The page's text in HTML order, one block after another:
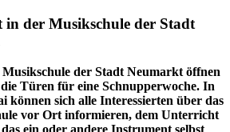
der Musikschule der Stadt
der Stadt Neumarkt öffnen
Türen für eine Schnupperwoche. In
können sich alle Interessierten über das
vor Ort informieren, dem Unterricht